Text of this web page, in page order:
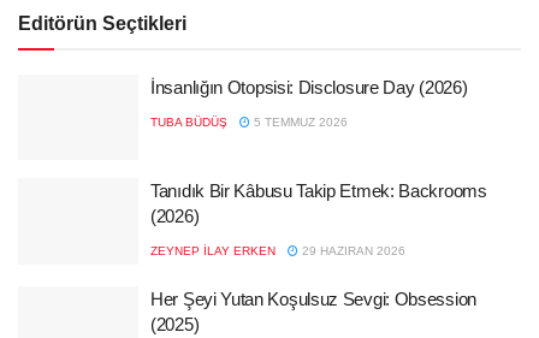
Editörün Seçtikleri
İnsanlığın Otopsisi: Disclosure Day (2026)
TUBA BÜDÜŞ 5 TEMMUZ 2026
Tanıdık Bir Kâbusu Takip Etmek: Backrooms
(2026)
ZEYNEP İLAY ERKEN 29 HAZIRAN 2026
Her Şeyi Yutan Koşulsuz Sevgi: Obsession
(2025)